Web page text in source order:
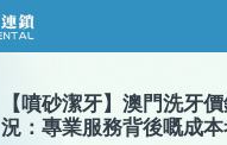
維港首頁
【 噴砂潔牙】 澳門洗牙
況：專業服務背後嘅成